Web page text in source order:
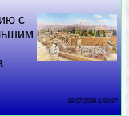
с
19 07 2026 1:20:27